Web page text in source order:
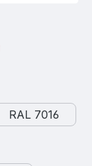
RAL 7016